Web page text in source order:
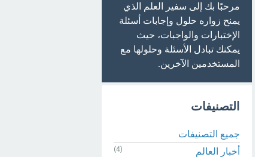
مرحبًا بك إلى سفير العلم الذي
يمنح زواره حلول وإجابات أسئلة
الإختبارات والواجبات، حيث
يمكنك تبادل الأسئلة وحلولها مع
المستخدمين الآخرين.
التصنيفات
جميع التصنيفات
أخبار العالم
(4)